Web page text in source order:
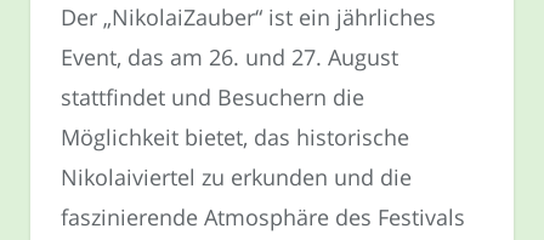
Der „NikolaiZauber“ ist ein jährliches
Event, das am 26. und 27. August
stattfindet und Besuchern die
Möglichkeit bietet, das historische
Nikolaiviertel zu erkunden und die
faszinierende Atmosphäre des Festivals